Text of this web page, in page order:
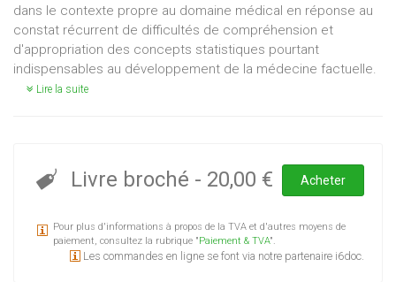
dans le contexte propre au domaine médical en réponse au
constat récurrent de difficultés de compréhension et
d'appropriation des concepts statistiques pourtant
indispensables au développement de la médecine factuelle.
Lire la suite
Livre broché - 20,00 € Acheter
Pour plus d'informations à propos de la TVA et d'autres moyens de
paiement, consultez la rubrique "Paiement & TVA".
Les commandes en ligne se font via notre partenaire i6doc.